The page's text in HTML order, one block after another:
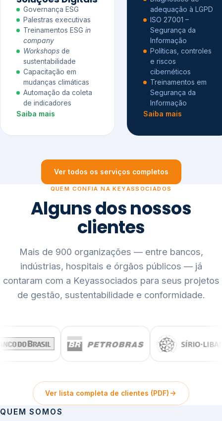
Governança ESG
Palestras executivas
Treinamentos ESG in
company
Workshops de
sustentabilidade
Capacitação em
mudanças climáticas
Automação da coleta
de indicadores
Saiba mais
adequação à LGPD
ISO 27001 –
Segurança da
Informação
Políticas, controles
e riscos
cibernéticos
Treinamentos em
Segurança da
Informação
Saiba mais
Ver todos os serviços completos
QUEM CONFIA NA KEYASSOCIADOS
Alguns dos nossos
clientes
Mais de 900 organizações — entre bancos,
indústrias, hospitais e órgãos públicos — já
contaram com a Keyassociados para seus projetos
de gestão, sustentabilidade e conformidade.
Ver lista completa de clientes (PDF)
QUEM SOMOS